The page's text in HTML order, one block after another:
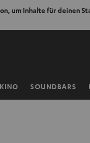
um Inhalte für deinen
SOUNDBARS